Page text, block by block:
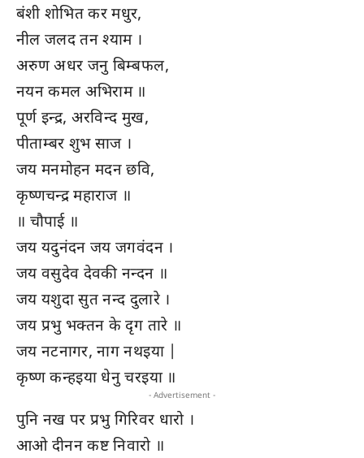
बंशी शोभित कर मधुर,
नील जलद तन श्याम ।
अरुण अधर जनु बिम्बफल,
नयन कमल अभिराम ॥
पूर्ण इन्द्र, अरविन्द मुख,
पीताम्बर शुभ साज ।
जय मनमोहन मदन छवि,
कृष्णचन्द्र महाराज ॥
॥ चौपाई ॥
जय यदुनंदन जय जगवंदन ।
जय वसुदेव देवकी नन्दन ॥
जय यशुदा सुत नन्द दुलारे ।
जय प्रभु भक्तन के दृग तारे ॥
जय नटनागर, नाग नथइया |
कृष्ण कन्हइया धेनु चरइया ॥
- Advertisement -
पुनि नख पर प्रभु गिरिवर धारो ।
आओ दीनन कष्ट निवारो ॥